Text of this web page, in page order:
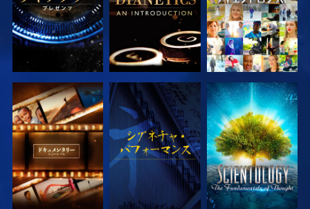
シリーズを探求 観る シリーズを探求